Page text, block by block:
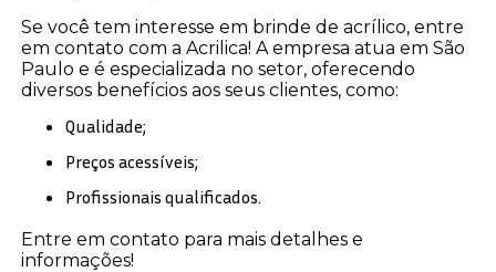
Se você tem interesse em brinde de acrílico, entre
em contato com a Acrilica! A empresa atua em São
Paulo e é especializada no setor, oferecendo
diversos benefícios aos seus clientes, como:
Qualidade;
Preços acessíveis;
Profissionais qualificados.
Entre em contato para mais detalhes e
informações!